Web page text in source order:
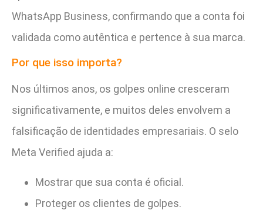
WhatsApp Business, confirmando que a conta foi
validada como autêntica e pertence à sua marca.
Por que isso importa?
Nos últimos anos, os golpes online cresceram
significativamente, e muitos deles envolvem a
falsificação de identidades empresariais. O selo
Meta Verified ajuda a:
Mostrar que sua conta é oficial.
Proteger os clientes de golpes.